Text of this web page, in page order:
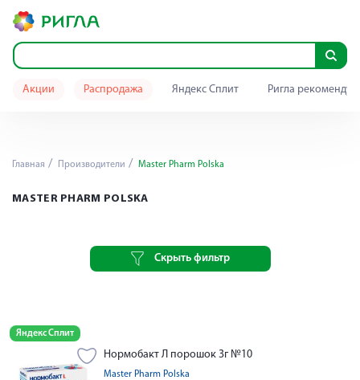
Акции Распродажа Яндекс Сплит Ригла
Главная Производители Master Pharm Polska
MASTER PHARM POLSKA
Скрыть фильтр
Яндекс Сплит
Нормобакт Л порошок 3г №10
Master Pharm Polska